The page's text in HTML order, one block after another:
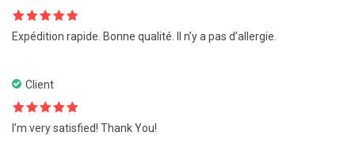
Note 5sur
5
Expédition rapide. Bonne qualité. Il n’y a pas d’allergie.
Client
Note
sur
5
I’m very satisfied! Thank You!